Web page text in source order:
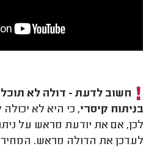
חשוב לדעת - דולה לא תוכל
בניתוח קיסרי, כי היא לא
לכן, אם את יודעת מראש על
לעדכן את הדולה מראש. המחיר